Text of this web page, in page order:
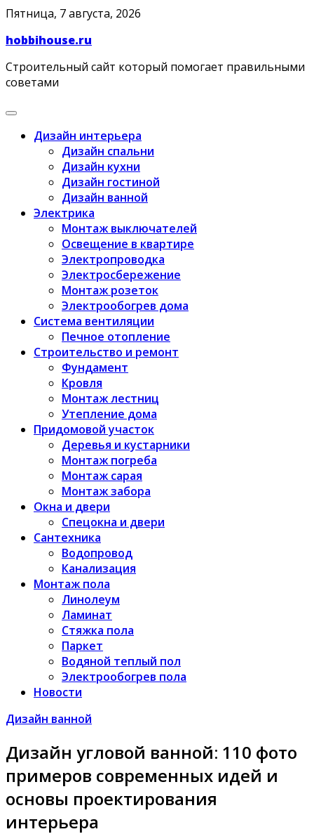
Skip
content
Пятница, 7 августа, 2026
hobbihouse.ru
Строительный сайт который помогает правильными
советами
Дизайн интерьера
Дизайн спальни
Дизайн кухни
Дизайн гостиной
Дизайн ванной
Электрика
Монтаж выключателей
Освещение в квартире
Электропроводка
Электросбережение
Монтаж розеток
Электрообогрев дома
Система вентиляции
Печное отопление
Строительство и ремонт
Фундамент
Кровля
Монтаж лестниц
Утепление дома
Придомовой участок
Деревья и кустарники
Монтаж погреба
Монтаж сарая
Монтаж забора
Окна и двери
Спецокна и двери
Сантехника
Водопровод
Канализация
Монтаж пола
Линолеум
Ламинат
Стяжка пола
Паркет
Водяной теплый пол
Электрообогрев пола
Новости
Дизайн ванной
Дизайн угловой ванной: 110 фото
примеров современных идей и
основы проектирования
интерьера